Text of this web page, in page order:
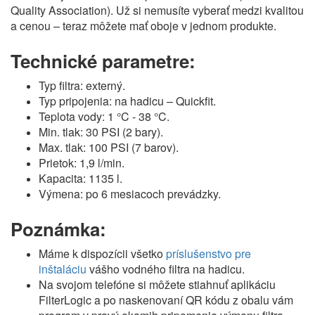
Quality Association). Už si nemusíte vyberať medzi kvalitou
a cenou – teraz môžete mať oboje v jednom produkte.
Technické parametre:
Typ filtra: externý.
Typ pripojenia: na hadicu – Quickfit.
Teplota vody: 1 °C - 38 °C.
Min. tlak: 30 PSI (2 bary).
Max. tlak: 100 PSI (7 barov).
Prietok: 1,9 l/min.
Kapacita: 1135 l.
Výmena: po 6 mesiacoch prevádzky.
Poznámka:
Máme k dispozícii všetkopríslušenstvo pre
inštaláciu vášho vodného filtra na hadicu.
Na svojom telefóne si môžete stiahnuť aplikáciu
FilterLogic a po naskenovaní QR kódu z obalu vám